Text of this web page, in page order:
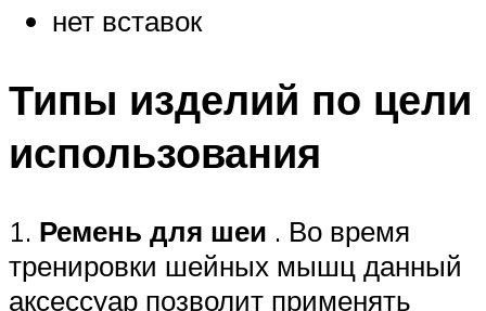
нет вставок
Типы изделий по цели
использования
1. Ремень для шеи . Во время
тренировки шейных мышц данный
аксессуар позволит применять